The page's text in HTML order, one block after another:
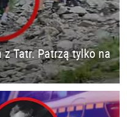
z Tatr. Patrzą tylko na